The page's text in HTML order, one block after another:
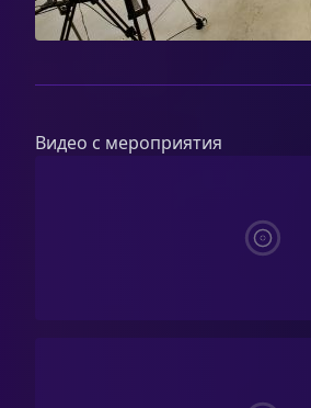
Видео с мероприятия